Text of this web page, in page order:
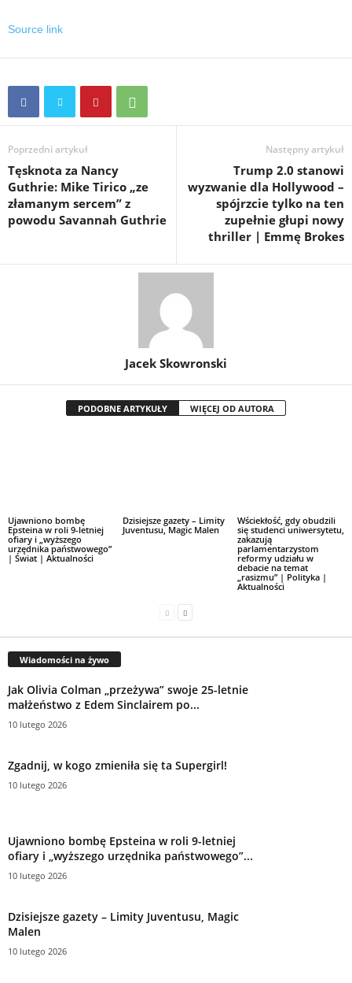
Source link
Poprzedni artykuł
Tęsknota za Nancy
Guthrie: Mike Tirico „ze
złamanym sercem” z
powodu Savannah Guthrie
Następny artykuł
Trump 2.0 stanowi
wyzwanie dla Hollywood –
spójrzcie tylko na ten
zupełnie głupi nowy
thriller | Emmę Brokes
Jacek Skowronski
PODOBNE ARTYKUŁY WIĘCEJ OD AUTORA
Ujawniono bombę
Epsteina w roli 9-letniej
ofiary i „wyższego
urzędnika państwowego”
| Świat | Aktualności
Dzisiejsze gazety – Limity
Juventusu, Magic Malen
Wściekłość, gdy obudzili
się studenci uniwersytetu,
zakazują
parlamentarzystom
reformy udziału w
debacie na temat
„rasizmu” | Polityka |
Aktualności
Wiadomości na żywo
Jak Olivia Colman „przeżywa” swoje 25-letnie
małżeństwo z Edem Sinclairem po...
10 lutego 2026
Zgadnij, w kogo zmieniła się ta Supergirl!
10 lutego 2026
Ujawniono bombę Epsteina w roli 9-letniej
ofiary i „wyższego urzędnika państwowego”...
10 lutego 2026
Dzisiejsze gazety – Limity Juventusu, Magic
Malen
10 lutego 2026